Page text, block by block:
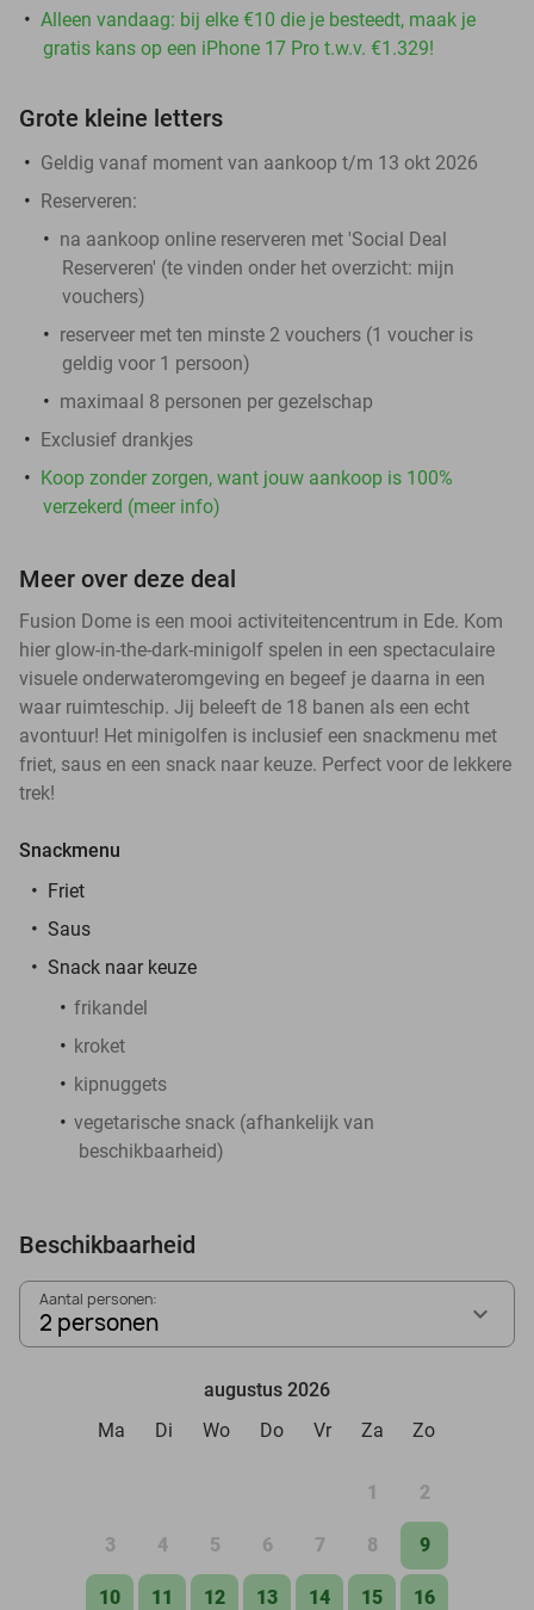
Alleen vandaag: bij elke €10 die je besteedt, maak je
gratis kans op een iPhone 17 Pro t.w.v. €1.329!
Grote kleine letters
Geldig vanaf moment van aankoop t/m 13 okt 2026
Reserveren:
na aankoop online reserveren met 'Social Deal
Reserveren' (te vinden onder het overzicht: mijn
vouchers)
reserveer met ten minste 2 vouchers (1 voucher is
geldig voor 1 persoon)
maximaal 8 personen per gezelschap
Exclusief drankjes
Koop zonder zorgen, want jouw aankoop is 100%
verzekerd (meer info)
Meer over deze deal
Fusion Dome is een mooi activiteitencentrum in Ede. Kom
hier glow-in-the-dark-minigolf spelen in een spectaculaire
visuele onderwateromgeving en begeef je daarna in een
waar ruimteschip. Jij beleeft de 18 banen als een echt
avontuur! Het minigolfen is inclusief een snackmenu met
friet, saus en een snack naar keuze. Perfect voor de lekkere
trek!
Snackmenu
Friet
Saus
Snack naar keuze
frikandel
kroket
kipnuggets
vegetarische snack (afhankelijk van
beschikbaarheid)
Beschikbaarheid
Aantal personen:
2 personen
augustus 2026
Ma
Di Wo Do Vr Za Zo
1 2
3 4 5 6 7 8 9
10 11 12 13 14 15 16